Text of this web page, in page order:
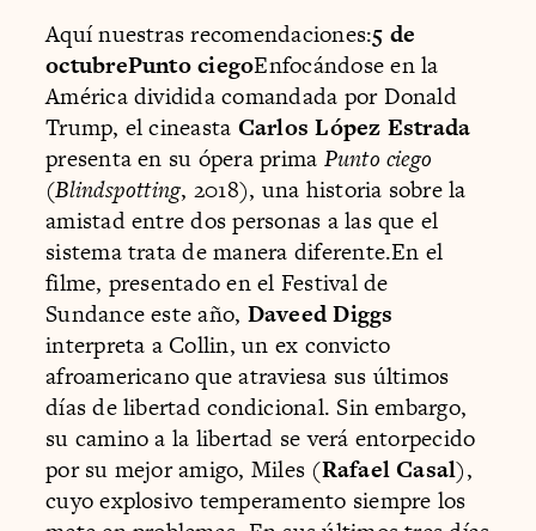
Aquí nuestras recomendaciones:5 de
octubrePunto ciegoEnfocándose en la
América dividida comandada por Donald
Trump, el cineasta Carlos López Estrada
presenta en su ópera prima Punto ciego
(Blindspotting, 2018), una historia sobre la
amistad entre dos personas a las que el
sistema trata de manera diferente.En el
filme, presentado en el Festival de
Sundance este año, Daveed Diggs
interpreta a Collin, un ex convicto
afroamericano que atraviesa sus últimos
días de libertad condicional. Sin embargo,
su camino a la libertad se verá entorpecido
por su mejor amigo, Miles (Rafael Casal),
cuyo explosivo temperamento siempre los